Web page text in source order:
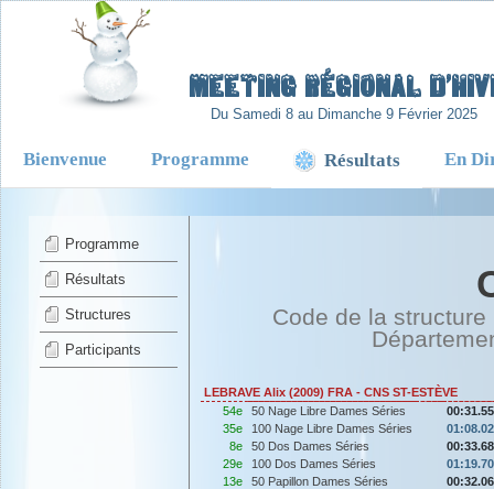
Meeting Régional
Du Samedi 8 au Dimanche 9 Février 2025
Bienvenue Programme Résultats En
Programme
Résultats
Structures
Participants
Code de la
LEBRAVE Alix (2009) FRA - CNS ST-ESTÈVE
54e
50 Nage Libre Dames Séries
00:31.55
35e
100 Nage Libre Dames Séries
01:08.02
8e
50 Dos Dames Séries
00:33.68
29e
100 Dos Dames Séries
01:19.70
13e
50 Papillon Dames Séries
00:32.06